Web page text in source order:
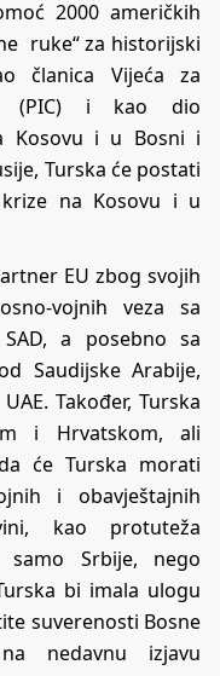
2000 američkih
ruke“ za historijski
članica Vijeća za
(PIC) i kao dio
Kosovu i u Bosni i
Turska će postati
krize na Kosovu i u
EU zbog svojih
vojnih veza sa
a posebno sa
Saudijske Arabije,
Također, Turska
i Hrvatskom, ali
će Turska morati
i obavještajnih
kao protuteža
samo Srbije, nego
bi imala ulogu
suverenosti Bosne
nedavnu izjavu